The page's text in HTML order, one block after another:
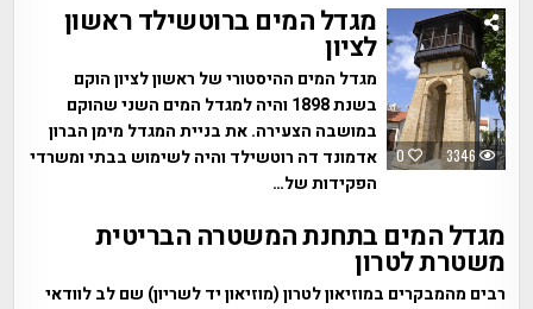
0 3346
מגדל המים ברוטשילד ראשון
לציון
מגדל המים ההיסטורי של ראשון לציון הוקם
בשנת 1898 והיה למגדל המים השני שהוקם
במושבה הצעירה. את בניית המגדל מימן הברון
אדמונד דה רוטשילד והיה לשימוש בבתי ומשרדי
הפקידות של…
מגדל המים בתחנת המשטרה הבריטית
משטרת לטרון
רבים מהמבקרים במוזיאון לטרון (מוזיאון יד לשריון) שם לב לוודאי